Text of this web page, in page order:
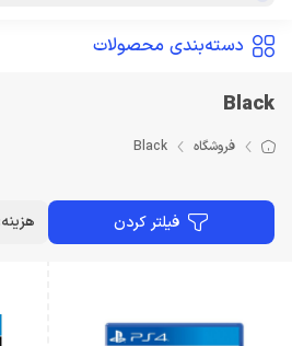
دسته‌بندی محصولات
Black
فروشگاه Black
فیلتر کردن